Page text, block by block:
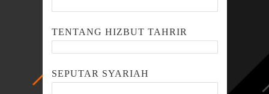
TENTANG HIZBUT TAHRIR
SEPUTAR SYARIAH